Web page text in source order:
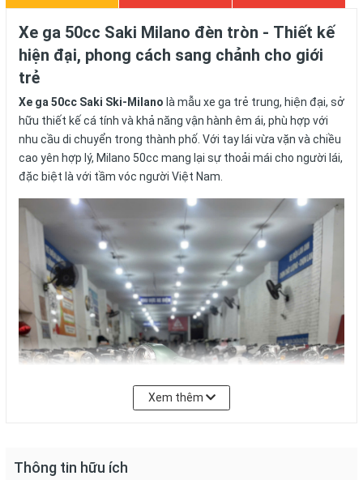
tiết
Xe ga 50cc Saki Milano đèn tròn - Thiết kế
hiện đại, phong cách sang chảnh cho giới
trẻ
Xe ga 50cc Saki Ski-Milano là mẫu xe ga trẻ trung, hiện đại, sở
hữu thiết kế cá tính và khả năng vận hành êm ái, phù hợp với
nhu cầu di chuyển trong thành phố. Với tay lái vừa vặn và chiều
cao yên hợp lý, Milano 50cc mang lại sự thoải mái cho người lái,
đặc biệt là với tầm vóc người Việt Nam.
Xem thêm
Thông tin hữu ích